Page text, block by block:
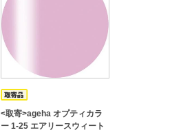
<取寄>ageha オプティカラ
ー 1-25 エアリースウィート